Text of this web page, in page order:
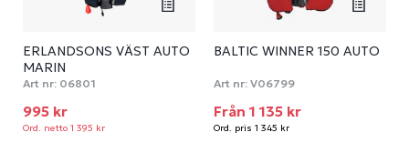
ERLANDSONS VÄST AUTO
MARIN
Art nr: 06801
995 kr
Ord. netto 1 395 kr
BALTIC WINNER 150 AUTO
Art nr: V06799
Från 1 135 kr
Ord. pris 1 345 kr